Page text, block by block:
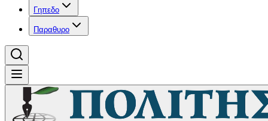
Γηπεδο
Παραθυρο